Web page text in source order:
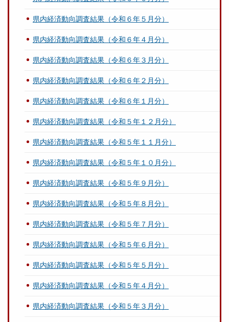
県内経済動向調査結果（令和６年５月分）
県内経済動向調査結果（令和６年４月分）
県内経済動向調査結果（令和６年３月分）
県内経済動向調査結果（令和６年２月分）
県内経済動向調査結果（令和６年１月分）
県内経済動向調査結果（令和５年１２月分）
県内経済動向調査結果（令和５年１１月分）
県内経済動向調査結果（令和５年１０月分）
県内経済動向調査結果（令和５年９月分）
県内経済動向調査結果（令和５年８月分）
県内経済動向調査結果（令和５年７月分）
県内経済動向調査結果（令和５年６月分）
県内経済動向調査結果（令和５年５月分）
県内経済動向調査結果（令和５年４月分）
県内経済動向調査結果（令和５年３月分）